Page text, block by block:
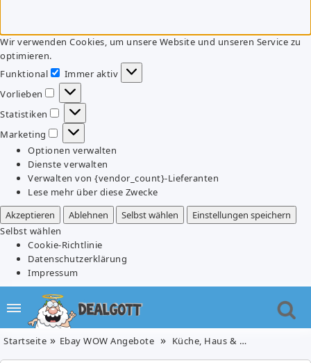
Wir verwenden Cookies, um unsere Website und unseren Service zu
optimieren.
Funktional
Funktional
Immer aktiv
Vorlieben
Vorlieben
Statistiken
Statistiken
Marketing
Marketing
Optionen verwalten
Dienste verwalten
Verwalten von {vendor_count}-Lieferanten
Lese mehr über diese Zwecke
Akzeptieren
Ablehnen Selbst wählen
Einstellungen speichern
Selbst wählen
Cookie-Richtlinie
Datenschutzerklärung
Impressum
Startseite Ebay WOW Angebote Küche, Haus & Garten